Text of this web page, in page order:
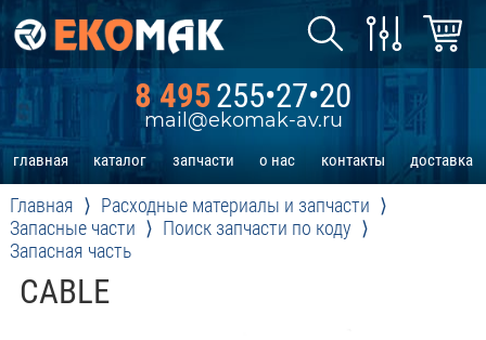
8 495255•27•20
mail@ekomak-av.ru
главная каталог запчасти о нас контакты доставка
Главная
Расходные материалы и запчасти
Запасные части
Поиск запчасти по коду
Запасная часть
CABLE